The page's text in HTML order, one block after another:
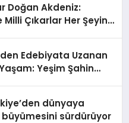
Doğan Akdeniz:
Milli Çıkarlar Her Şeyin
Edebiyata Uzanan
Yeşim Şahin
dünyaya
sürdürüyor